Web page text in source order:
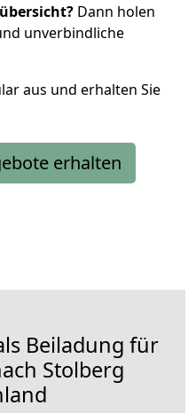
Dann holen
unverbindliche
aus und erhalten Sie
erhalten
Beiladung für
Stolberg